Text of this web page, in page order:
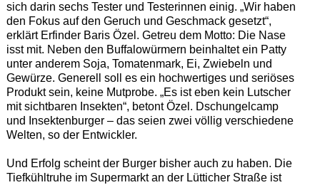
sich darin sechs Tester und Testerinnen einig. „Wir haben
den Fokus auf den Geruch und Geschmack gesetzt“,
erklärt Erfinder Baris Özel. Getreu dem Motto: Die Nase
isst mit. Neben den Buffalowürmern beinhaltet ein Patty
unter anderem Soja, Tomatenmark, Ei, Zwiebeln und
Gewürze. Generell soll es ein hochwertiges und seriöses
Produkt sein, keine Mutprobe. „Es ist eben kein Lutscher
mit sichtbaren Insekten“, betont Özel. Dschungelcamp
und Insektenburger – das seien zwei völlig verschiedene
Welten, so der Entwickler.
Und Erfolg scheint der Burger bisher auch zu haben. Die
Tiefkühltruhe im Supermarkt an der Lütticher Straße ist